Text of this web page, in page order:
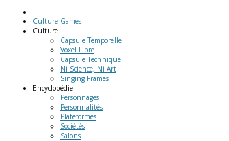
Culture Games
Culture
Capsule Temporelle
Voxel Libre
Capsule Technique
Ni Science, Ni Art
Singing Frames
Encyclopédie
Personnages
Personnalités
Plateformes
Sociétés
Salons